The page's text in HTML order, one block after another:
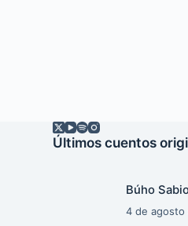
Últimos cuentos
Búho
4 de agosto